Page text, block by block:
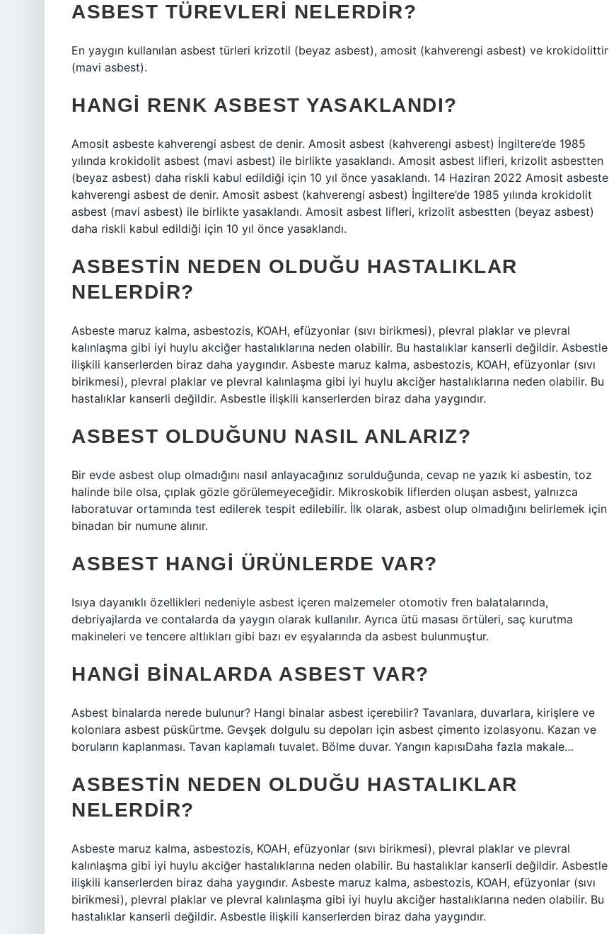
ASBEST TÜREVLERI NELERDIR?
En yaygın kullanılan asbest türleri krizotil (beyaz asbest), amosit (kahverengi asbest) ve krokidolittir
(mavi asbest).
HANGI RENK ASBEST YASAKLANDI?
Amosit asbeste kahverengi asbest de denir. Amosit asbest (kahverengi asbest) İngiltere’de 1985
yılında krokidolit asbest (mavi asbest) ile birlikte yasaklandı. Amosit asbest lifleri, krizolit asbestten
(beyaz asbest) daha riskli kabul edildiği için 10 yıl önce yasaklandı. 14 Haziran 2022 Amosit asbeste
kahverengi asbest de denir. Amosit asbest (kahverengi asbest) İngiltere’de 1985 yılında krokidolit
asbest (mavi asbest) ile birlikte yasaklandı. Amosit asbest lifleri, krizolit asbestten (beyaz asbest)
daha riskli kabul edildiği için 10 yıl önce yasaklandı.
ASBESTIN NEDEN OLDUĞU HASTALIKLAR
NELERDIR?
Asbeste maruz kalma, asbestozis, KOAH, efüzyonlar (sıvı birikmesi), plevral plaklar ve plevral
kalınlaşma gibi iyi huylu akciğer hastalıklarına neden olabilir. Bu hastalıklar kanserli değildir. Asbestle
ilişkili kanserlerden biraz daha yaygındır. Asbeste maruz kalma, asbestozis, KOAH, efüzyonlar (sıvı
birikmesi), plevral plaklar ve plevral kalınlaşma gibi iyi huylu akciğer hastalıklarına neden olabilir. Bu
hastalıklar kanserli değildir. Asbestle ilişkili kanserlerden biraz daha yaygındır.
ASBEST OLDUĞUNU NASIL ANLARIZ?
Bir evde asbest olup olmadığını nasıl anlayacağınız sorulduğunda, cevap ne yazık ki asbestin, toz
halinde bile olsa, çıplak gözle görülemeyeceğidir. Mikroskobik liflerden oluşan asbest, yalnızca
laboratuvar ortamında test edilerek tespit edilebilir. İlk olarak, asbest olup olmadığını belirlemek için
binadan bir numune alınır.
ASBEST HANGI ÜRÜNLERDE VAR?
Isıya dayanıklı özellikleri nedeniyle asbest içeren malzemeler otomotiv fren balatalarında,
debriyajlarda ve contalarda da yaygın olarak kullanılır. Ayrıca ütü masası örtüleri, saç kurutma
makineleri ve tencere altlıkları gibi bazı ev eşyalarında da asbest bulunmuştur.
HANGI BINALARDA ASBEST VAR?
Asbest binalarda nerede bulunur? Hangi binalar asbest içerebilir? Tavanlara, duvarlara, kirişlere ve
kolonlara asbest püskürtme. Gevşek dolgulu su depoları için asbest çimento izolasyonu. Kazan ve
boruların kaplanması. Tavan kaplamalı tuvalet. Bölme duvar. Yangın kapısıDaha fazla makale…
ASBESTIN NEDEN OLDUĞU HASTALIKLAR
NELERDIR?
Asbeste maruz kalma, asbestozis, KOAH, efüzyonlar (sıvı birikmesi), plevral plaklar ve plevral
kalınlaşma gibi iyi huylu akciğer hastalıklarına neden olabilir. Bu hastalıklar kanserli değildir. Asbestle
ilişkili kanserlerden biraz daha yaygındır. Asbeste maruz kalma, asbestozis, KOAH, efüzyonlar (sıvı
birikmesi), plevral plaklar ve plevral kalınlaşma gibi iyi huylu akciğer hastalıklarına neden olabilir. Bu
hastalıklar kanserli değildir. Asbestle ilişkili kanserlerden biraz daha yaygındır.